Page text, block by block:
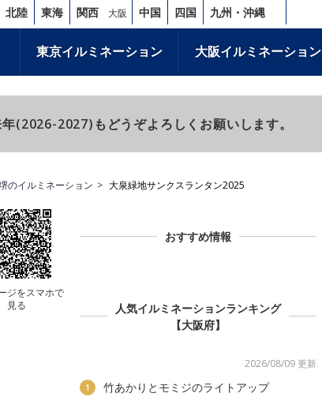
北陸 東海 関西 大阪 中国 四国 九州・沖縄
東京イルミネーション 大阪イルミネーション
(2026-2027)もどうぞよろしくお願いします。
のイルミネーション 大泉緑地サンクスランタン2025
ジをスマホで
見る
おすすめ情報
人気イルミネーションランキング
【大阪府】
2026/08/09 更新
1 竹あかりとモミジのライトアップ